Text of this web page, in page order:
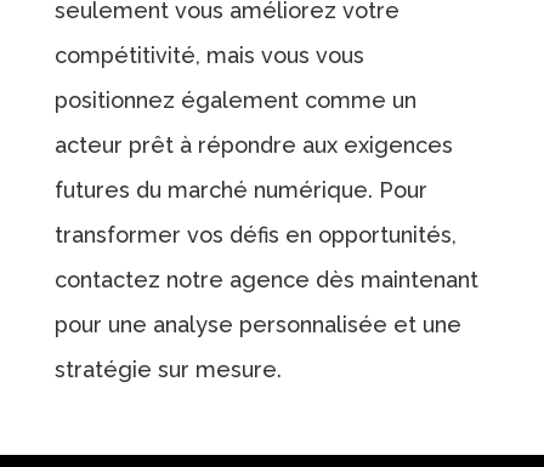
seulement vous améliorez votre
compétitivité, mais vous vous
positionnez également comme un
acteur prêt à répondre aux exigences
futures du marché numérique. Pour
transformer vos défis en opportunités,
contactez notre agence dès maintenant
pour une analyse personnalisée et une
stratégie sur mesure.